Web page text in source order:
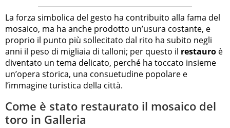
La forza simbolica del gesto ha contribuito alla fama del
mosaico, ma ha anche prodotto un’usura costante, e
proprio il punto più sollecitato dal rito ha subito negli
anni il peso di migliaia di talloni; per questo il restauro è
diventato un tema delicato, perché ha toccato insieme
un’opera storica, una consuetudine popolare e
l’immagine turistica della città.
Come è stato restaurato il mosaico del
toro in Galleria